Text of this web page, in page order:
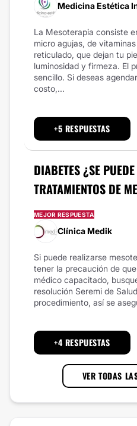
Medicina Estética
La Mesoterapia consiste
micro agujas, de
reticulado, que dejan tu
luminosidad y firmeza. El
sencillo. Si deseas
costo,...
+5 RESPUESTAS
DIABETES ¿SE
TRATAMIENTOS DE
MEJOR RESPUESTA
Clínica Medik
Si puede realizarse
tener la precaución de
médico capacitado,
resolución Seremi de
procedimiento, así se
+4 RESPUESTAS
VER TODAS